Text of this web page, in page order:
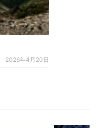
2026年4月20日